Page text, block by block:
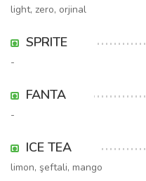
light, zero, orjinal
SPRITE
-
FANTA
-
ICE TEA
limon, şeftali, mango